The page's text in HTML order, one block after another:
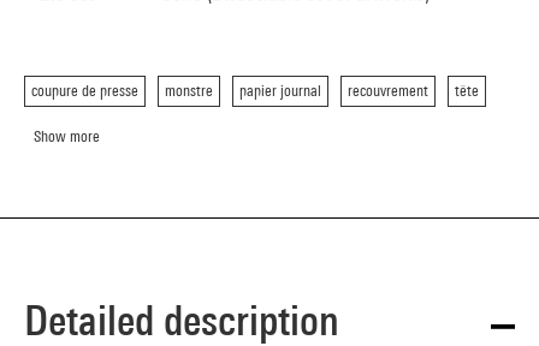
coupure de presse monstre papier journal recouvrement tête
Show more
Detailed description